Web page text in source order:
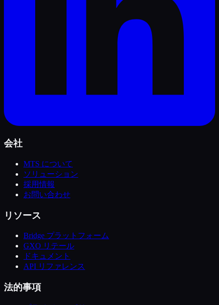
会社
MTS について
ソリューション
採用情報
お問い合わせ
リソース
Bridge プラットフォーム
GXO リテール
ドキュメント
API リファレンス
法的事項